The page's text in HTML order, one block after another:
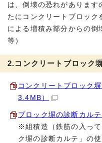
は、倒壊の恐れがあります
たにコンクリートブロック
による増積み部分からの倒
等）
2.コンクリートブロック
コンクリートブロック
3.4MB）
ブロック塀の診断カル
※組積造（鉄筋の入っ
ク塀の診断カルテ」の